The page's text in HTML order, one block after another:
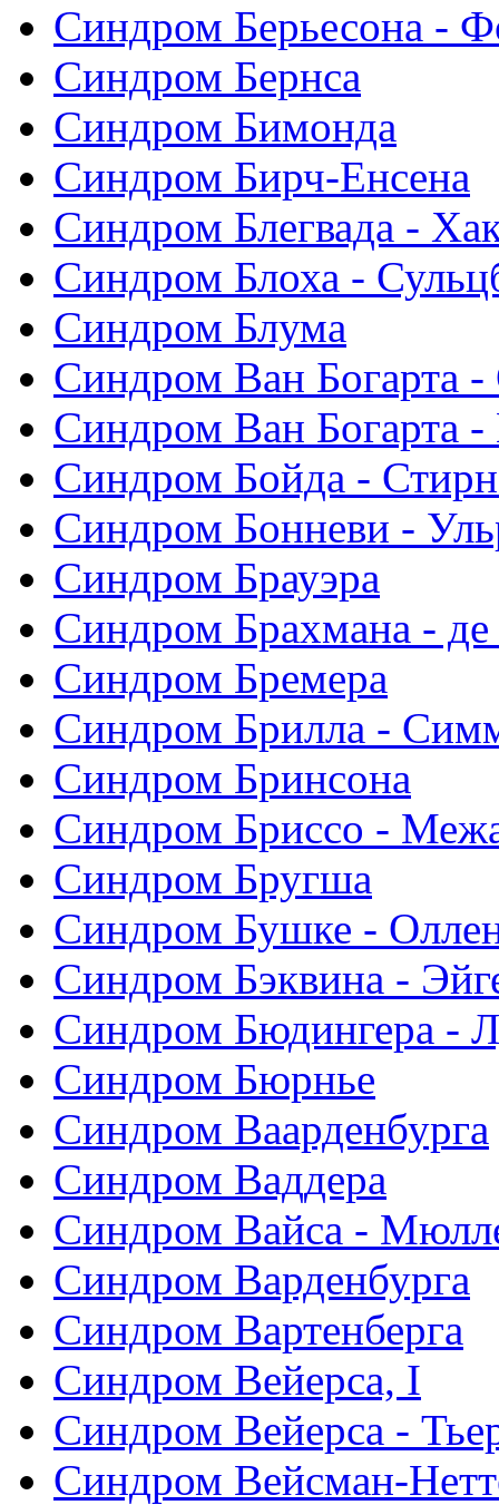
Синдром Берьесона -
Синдром Бернса
Синдром Бимонда
Синдром Бирч-Енсена
Синдром Блегвада -
Синдром Блоха -
Синдром Блума
Синдром Ван Богарта -
Синдром Ван Богарта
Синдром Бойда -
Синдром Бонневи -
Синдром Брауэра
Синдром Брахмана - де
Синдром Бремера
Синдром Брилла -
Синдром Бринсона
Синдром Бриссо -
Синдром Бругша
Синдром Бушке -
Синдром Бэквина -
Синдром Бюдингера -
Синдром Бюрнье
Синдром Ваарденбурга
Синдром Ваддера
Синдром Вайса -
Синдром Варденбурга
Синдром Вартенберга
Синдром Вейерса, I
Синдром Вейерса -
Синдром Вейсман-